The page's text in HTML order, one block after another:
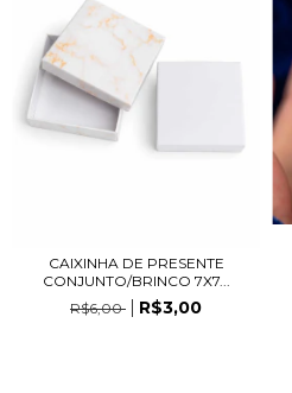
CAIXINHA DE PRESENTE
CONJUNTO/BRINCO 7X7...
R$6,00
R$3,00